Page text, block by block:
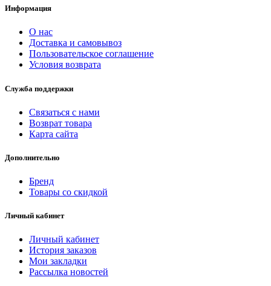
Информация
О нас
Доставка и самовывоз
Пользовательское соглашение
Условия возврата
Служба поддержки
Связаться с нами
Возврат товара
Карта сайта
Дополнительно
Бренд
Товары со скидкой
Личный кабинет
Личный кабинет
История заказов
Мои закладки
Рассылка новостей